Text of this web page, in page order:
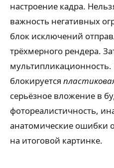
настроение кадра.
важность негативных
блок исключений
трёхмерного рендера.
блокируется
серьёзное вложение в
фотореалистичность,
анатомические ошибки
на итоговой картинке.